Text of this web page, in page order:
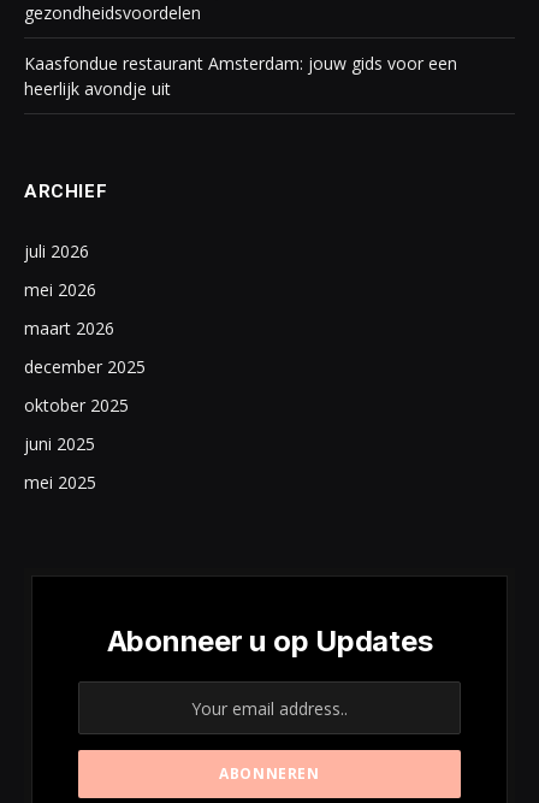
gezondheidsvoordelen
Kaasfondue restaurant Amsterdam: jouw gids voor een
heerlijk avondje uit
ARCHIEF
juli 2026
mei 2026
maart 2026
december 2025
oktober 2025
juni 2025
mei 2025
Abonneer u op Updates